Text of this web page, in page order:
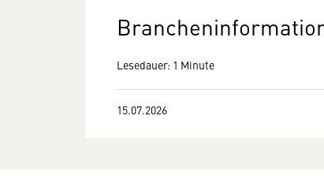
Lesedauer: 1 Minute
15.07.2026